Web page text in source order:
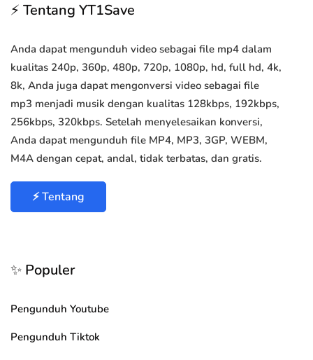
⚡ Tentang YT1Save
Anda dapat mengunduh video sebagai file mp4 dalam
kualitas 240p, 360p, 480p, 720p, 1080p, hd, full hd, 4k,
8k, Anda juga dapat mengonversi video sebagai file
mp3 menjadi musik dengan kualitas 128kbps, 192kbps,
256kbps, 320kbps. Setelah menyelesaikan konversi,
Anda dapat mengunduh file MP4, MP3, 3GP, WEBM,
M4A dengan cepat, andal, tidak terbatas, dan gratis.
⚡ Tentang
✨ Populer
Pengunduh Youtube
Pengunduh Tiktok